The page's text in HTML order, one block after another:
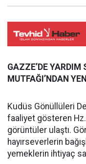
GAZZE’DE YARDIM
MUTFAĞI’NDAN
Kudüs Gönüllüleri
faaliyet gösteren Hz.
görüntüler ulaştı.
hayırseverlerin
yemeklerin ihtiyaç